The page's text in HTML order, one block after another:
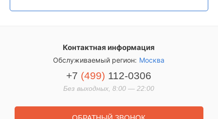
Контактная информация
Обслуживаемый регион: Москва
+7 (499) 112-0306
Без выходных, 8:00 — 22:00